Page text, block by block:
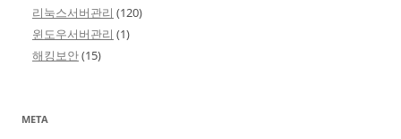
리눅스서버관리 (120)
윈도우서버관리 (1)
해킹보안(15)
META